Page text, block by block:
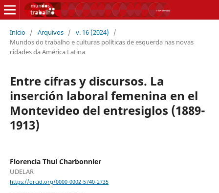
Início / Arquivos / v. 16 (2024)
/
Mundos do trabalho e culturas políticas de esquerda nas novas
cidades da América Latina
Entre cifras y discursos. La
inserción laboral femenina en el
Montevideo del entresiglos (1889-
1913)
Florencia Thul Charbonnier
UDELAR
https://orcid.org/0000-0002-5740-2735